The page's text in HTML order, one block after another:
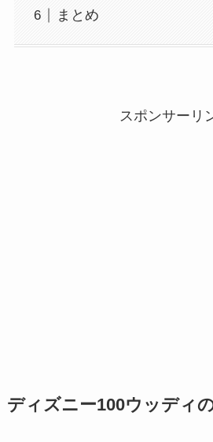
まとめ
スポンサーリ
ディズニー100ウッディ